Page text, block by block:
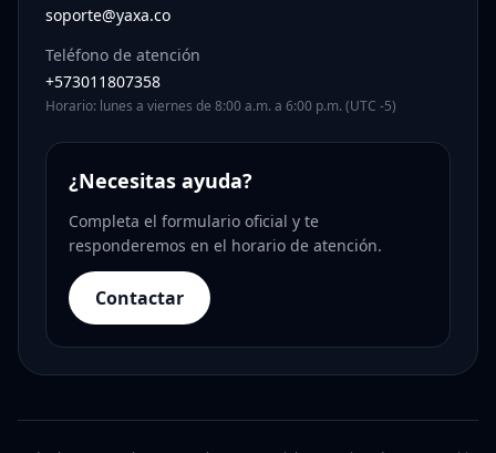
soporte@yaxa.co
Teléfono de atención
+573011807358
Horario: lunes a viernes de 8:00 a.m. a 6:00 p.m. (UTC -5)
¿Necesitas ayuda?
Completa el formulario oficial y te
responderemos en el horario de atención.
Contactar